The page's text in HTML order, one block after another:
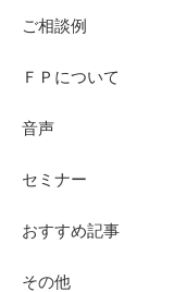
ご相談例
ＦＰについて
音声
セミナー
おすすめ記事
その他